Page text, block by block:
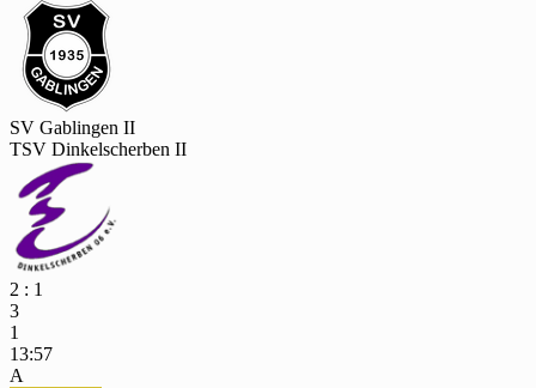
SV Gablingen II
TSV Dinkelscherben II
2 : 1
3
1
13:57
A